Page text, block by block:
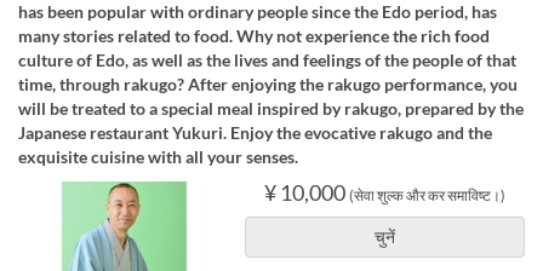
has been popular with ordinary people since the Edo period, has
many stories related to food. Why not experience the rich food
culture of Edo, as well as the lives and feelings of the people of that
time, through rakugo? After enjoying the rakugo performance, you
will be treated to a special meal inspired by rakugo, prepared by the
Japanese restaurant Yukuri. Enjoy the evocative rakugo and the
exquisite cuisine with all your senses.
¥ 10,000 (सेवा शुल्क और कर समाविष्ट।)
चुनें